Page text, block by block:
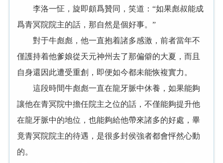
李洛一怔，旋即頗爲贊同，笑道：“如果彪叔能成
爲青冥院院主的話，那自然是個好事。”
對于牛彪彪，他一直抱着諸多感激，前者當年不
僅護持着他爹娘從天元神州去了那偏僻的大夏，而且
自身還因此遭受重創，即便如今都未能恢複實力。
這段時間牛彪彪一直在龍牙脈中休養，如果能夠
讓他在青冥院中擔任院主之位的話，不僅能夠提升他
在龍牙脈中的地位，也能夠給他帶來諸多的好處，畢
竟青冥院院主的待遇，是很多封侯強者都會怦然心動
的。